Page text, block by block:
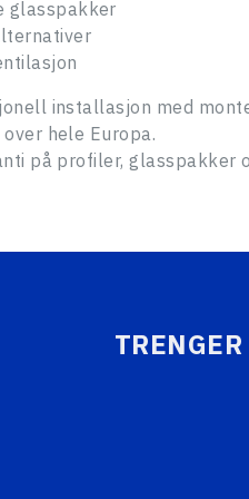
glasspakker
installasjon med
over hele Europa.
på profiler, glasspakker